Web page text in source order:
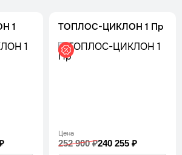
1 ТОПЛОС-ЦИКЛОН 1 Пр
Цена
252 900 ₽240 255 ₽